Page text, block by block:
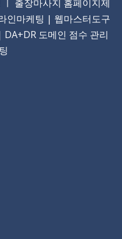
출장마사지 홈페이지제
인마케팅 | 웹마스터도구
도메인 점수 관리